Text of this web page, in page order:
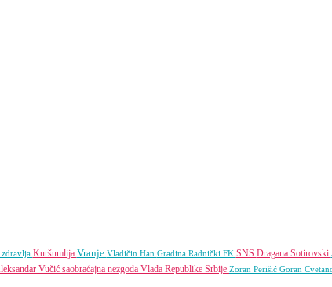
Kuršumlija Vranje Vladičin Han Gradina Radnički FK SNS Dragana Sotirovski
Vučić saobraćajna nezgoda Vlada Republike Srbije Zoran Perišić Goran